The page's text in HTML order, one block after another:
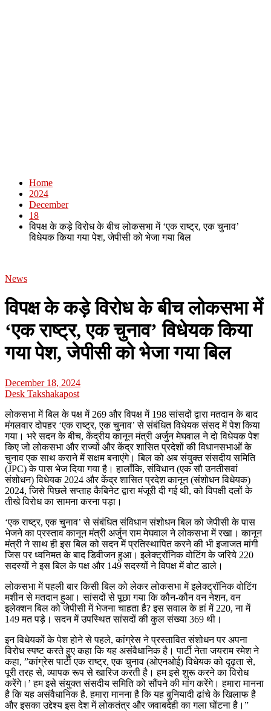
Home
2024
December
18
विपक्ष के कड़े विरोध के बीच लोकसभा में ‘एक राष्ट्र, एक चुनाव’
विधेयक किया गया पेश, जेपीसी को भेजा गया बिल
News
विपक्ष के कड़े विरोध के बीच लोकसभा में
‘एक राष्ट्र, एक चुनाव’ विधेयक किया
गया पेश, जेपीसी को भेजा गया बिल
December 18, 2024
Desk Takshakapost
लोकसभा में बिल के पक्ष में 269 और विपक्ष में 198 सांसदों द्वारा मतदान के बाद
मंगलवार दोपहर ‘एक राष्ट्र, एक चुनाव’ से संबंधित विधेयक संसद में पेश किया
गया। भरे सदन के बीच, केंद्रीय कानून मंत्री अर्जुन मेघवाल ने दो विधेयक पेश
किए जो लोकसभा और राज्यों और केंद्र शासित प्रदेशों की विधानसभाओं के
चुनाव एक साथ कराने में सक्षम बनाएंगे। बिल को अब संयुक्त संसदीय समिति
(JPC) के पास भेज दिया गया है। हालाँकि, संविधान (एक सौ उनतीसवां
संशोधन) विधेयक 2024 और केंद्र शासित प्रदेश कानून (संशोधन विधेयक)
2024, जिसे पिछले सप्ताह कैबिनेट द्वारा मंजूरी दी गई थी, को विपक्षी दलों के
तीखे विरोध का सामना करना पड़ा।
‘एक राष्ट्र, एक चुनाव’ से संबंधित संविधान संशोधन बिल को जेपीसी के पास
भेजने का प्रस्ताव कानून मंत्री अर्जुन राम मेघवाल ने लोकसभा में रखा। कानून
मंत्री ने साथ ही इस बिल को सदन में प्रतिस्थापित करने की भी इजाजत मांगी
जिस पर ध्वनिमत के बाद डिवीजन हुआ। इलेक्ट्रॉनिक वोटिंग के जरिये 220
सदस्यों ने इस बिल के पक्ष और 149 सदस्यों ने विपक्ष में वोट डाले।
लोकसभा में पहली बार किसी बिल को लेकर लोकसभा में इलेक्ट्रॉनिक वोटिंग
मशीन से मतदान हुआ। सांसदों से पूछा गया कि कौन-कौन वन नेशन, वन
इलेक्शन बिल को जेपीसी में भेजना चाहता है? इस सवाल के हां में 220, ना में
149 मत पड़े। सदन में उपस्थित सांसदों की कुल संख्‍या 369 थी।
इन विधेयकों के पेश होने से पहले, कांग्रेस ने प्रस्तावित संशोधन पर अपना
विरोध स्पष्ट करते हुए कहा कि यह असंवैधानिक है। पार्टी नेता जयराम रमेश ने
कहा, ”कांग्रेस पार्टी एक राष्ट्र, एक चुनाव (ओएनओई) विधेयक को दृढ़ता से,
पूरी तरह से, व्यापक रूप से खारिज करती है। हम इसे शुरू करने का विरोध
करेंगे।’ हम इसे संयुक्त संसदीय समिति को सौंपने की मांग करेंगे। हमारा मानना ​​
है कि यह असंवैधानिक है. हमारा मानना ​​है कि यह बुनियादी ढांचे के खिलाफ है
और इसका उद्देश्य इस देश में लोकतंत्र और जवाबदेही का गला घोंटना है।”